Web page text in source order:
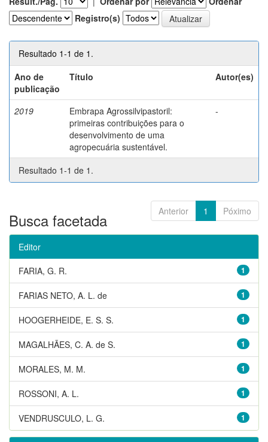
Registro(s)
Resultado 1-1 de 1.
Ano de
publicação
Título Autor(es)
2019
Embrapa Agrossilvipastoril:
primeiras contribuições para o
desenvolvimento de uma
agropecuária sustentável.
-
Resultado 1-1 de 1.
Anterior 1 Póximo
Busca facetada
Editor
1
FARIA, G. R.
1
FARIAS NETO, A. L. de
1
HOOGERHEIDE, E. S. S.
1
MAGALHÃES, C. A. de S.
1
MORALES, M. M.
1
ROSSONI, A. L.
1
VENDRUSCULO, L. G.